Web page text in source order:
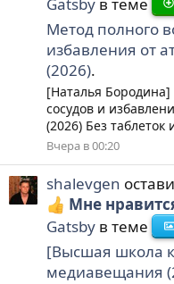
Метод полного
избавления от
(2026).
[Наталья Бородина]
сосудов и
(2026) Без таблеток
Вчера в 00:20
shalevgen
Мне
Gatsby в теме
[Высшая школа
медиавещания